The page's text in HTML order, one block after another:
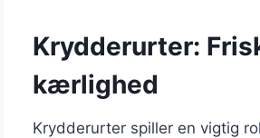
Krydderurter:
kærlighed
Krydderurter spiller en vigtig